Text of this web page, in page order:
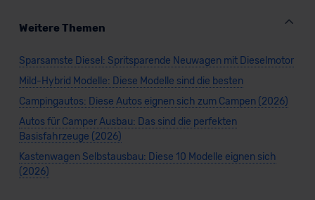
Weitere Themen
Sparsamste Diesel: Spritsparende Neuwagen mit Dieselmotor
Mild-Hybrid Modelle: Diese Modelle sind die besten
Campingautos: Diese Autos eignen sich zum Campen (2026)
Autos für Camper Ausbau: Das sind die perfekten
Basisfahrzeuge (2026)
Kastenwagen Selbstausbau: Diese 10 Modelle eignen sich
(2026)